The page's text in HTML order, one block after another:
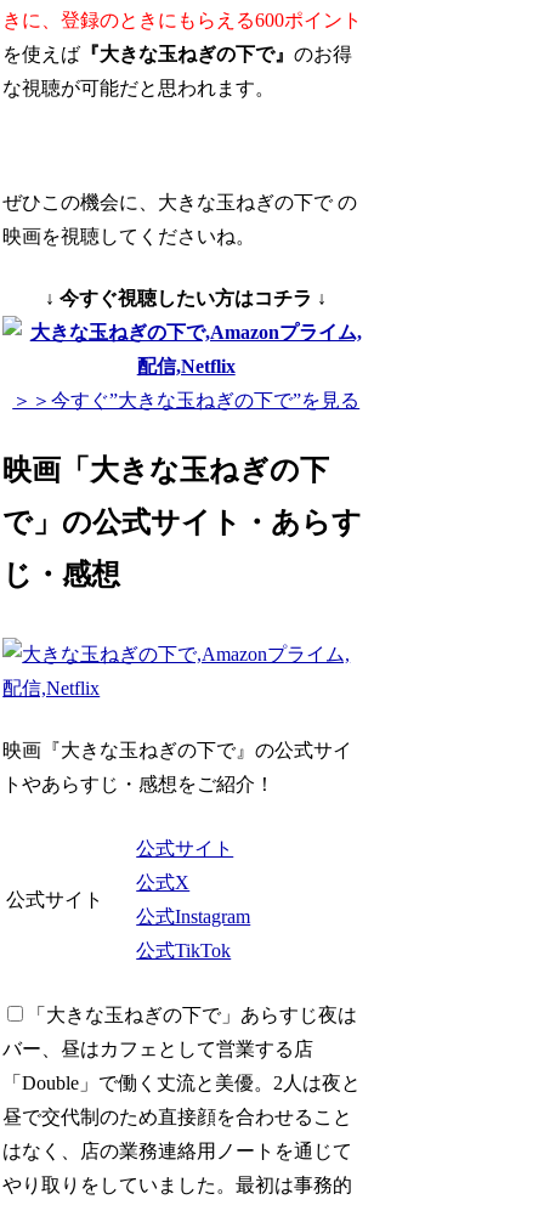
きに、登録のときにもらえる600ポイント
を使えば 『大きな玉ねぎの下で』のお得
な視聴が可能だと思われます。
ぜひこの機会に、大きな玉ねぎの下で の
映画を視聴してくださいね。
↓ 今すぐ視聴したい方はコチラ ↓
＞＞今すぐ”大きな玉ねぎの下で”を見る
映画「大きな玉ねぎの下
で」の公式サイト・あらす
じ・感想
映画『大きな玉ねぎの下で』の公式サイ
トやあらすじ・感想をご紹介！
公式サイト
公式サイト
公式X
公式Instagram
公式TikTok
「大きな玉ねぎの下で」あらすじ夜は
バー、昼はカフェとして営業する店
「Double」で働く丈流と美優。2人は夜と
昼で交代制のため直接顔を合わせること
はなく、店の業務連絡用ノートを通じて
やり取りをしていました。最初は事務的